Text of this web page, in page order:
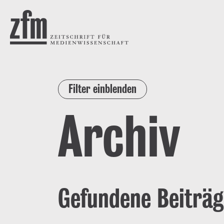
ZEITSCHRIFT FÜR
MEDIENWISSENSCHAFT
Filter einblenden
Archiv
Gefundene